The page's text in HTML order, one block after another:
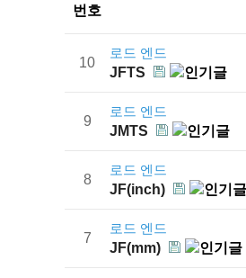
번호
10
로드 엔드
JFTS
9
로드 엔드
JMTS
8
로드 엔드
JF(inch)
7
로드 엔드
JF(mm)